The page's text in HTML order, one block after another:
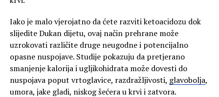
Iako je malo vjerojatno da ćete razviti ketoacidozu dok
slijedite Dukan dijetu, ovaj način prehrane može
uzrokovati različite druge neugodne i potencijalno
opasne nuspojave. Studije pokazuju da pretjerano
smanjenje kalorija i ugljikohidrata može dovesti do
nuspojava poput vrtoglavice, razdražljivosti, glavobolja,
umora, jake gladi, niskog šećera u krvi i zatvora.